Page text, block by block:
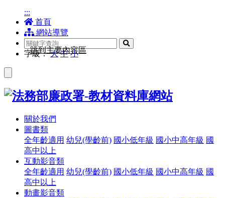
跳到主要內容區
:::
首頁
網站導覽
搜
字級：大 中 小
關於我們
圖書類
全年齡適用 幼兒(學齡前) 國小低年級 國小中高年級 國
高中以上
互動影音類
全年齡適用 幼兒(學齡前) 國小低年級 國小中高年級 國
高中以上
動畫影音類